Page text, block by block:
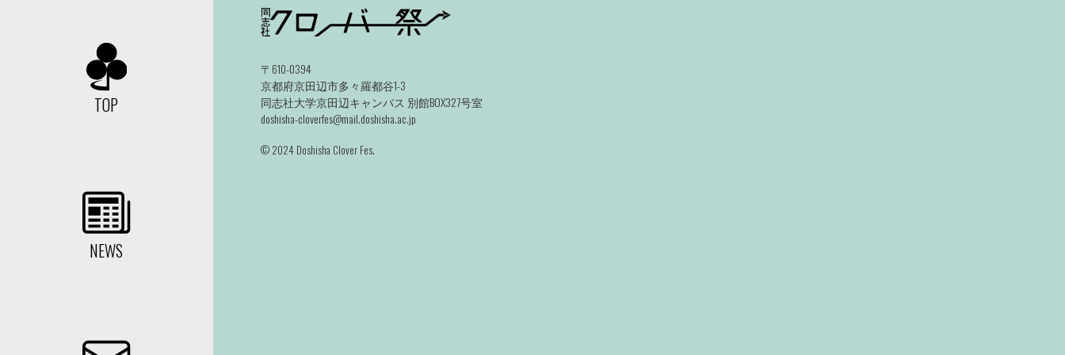
TOP
NEWS
〒610-0394
京都府京田辺市多々羅都谷1-3
同志社大学京田辺キャンパス 別館BOX327号室
doshisha-cloverfes@mail.doshisha.ac.jp
©️ 2024 Doshisha Clover Fes.